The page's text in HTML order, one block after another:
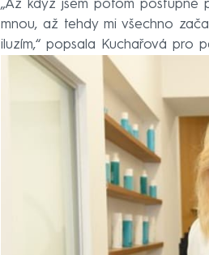
„Až když jsem potom postupně
mnou, až tehdy mi všechno
iluzím,“ popsala Kuchařová pro